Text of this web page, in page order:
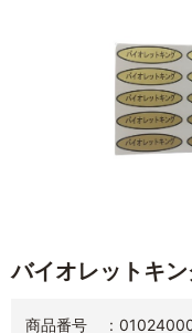
バイオレットキ
商品番号